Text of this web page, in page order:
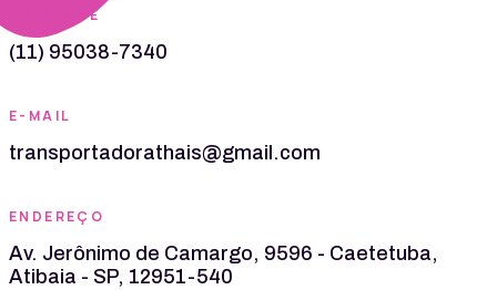
TELEFONE
(11) 95038-7340
E-MAIL
transportadorathais@gmail.com
ENDEREÇO
Av. Jerônimo de Camargo, 9596 - Caetetuba,
Atibaia - SP, 12951-540